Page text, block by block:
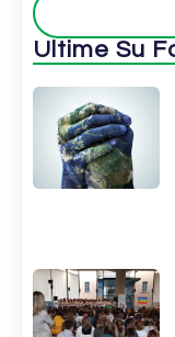
Ultime Su